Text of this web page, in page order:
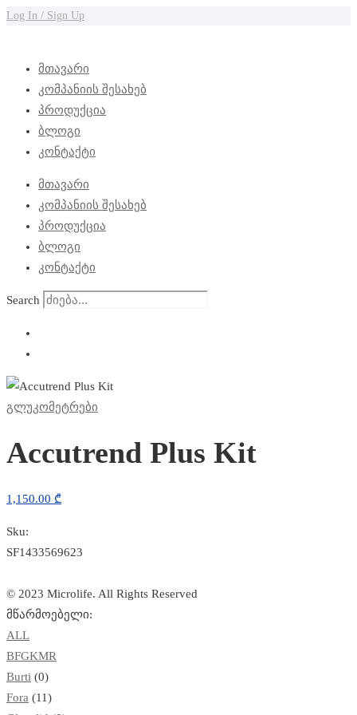
Log In / Sign Up
მთავარი
კომპანიის შესახებ
პროდუქცია
ბლოგი
კონტაქტი
მთავარი
კომპანიის შესახებ
პროდუქცია
ბლოგი
კონტაქტი
Search
გლუკომეტრები
Accutrend Plus Kit
1,150.00 ₾
Sku:
SF1433569623
© 2023 Microlife. All Rights Reserved
მწარმოებელი:
ALL
BFGKMR
Burti (0)
Fora (11)